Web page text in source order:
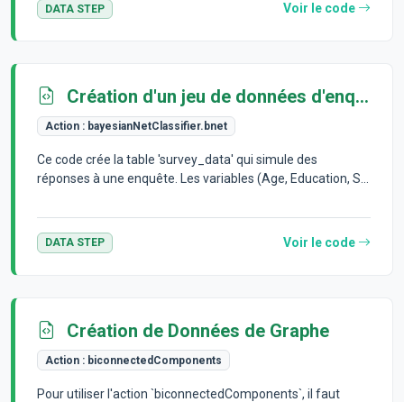
DATA STEP Voir le code
Création d'un jeu de données d'enquête
Action : bayesianNetClassifier.bnet
Ce code crée la table 'survey_data' qui simule des
réponses à une enquête. Les variables (Age, Education, S...
DATA STEP Voir le code
Création de Données de Graphe
Action : biconnectedComponents
Pour utiliser l'action `biconnectedComponents`, il faut